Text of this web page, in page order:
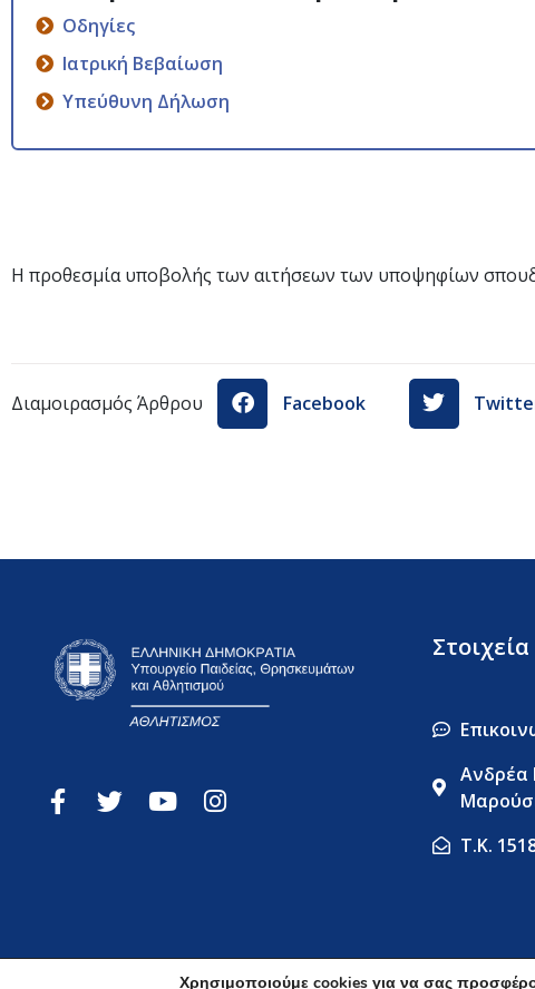
Οδηγίες
Ιατρική Βεβαίωση
Υπεύθυνη Δήλωση
Η προθεσμία υποβολής των αιτήσεων των υποψηφίων
Διαμοιρασμός Άρθρου Facebook
Ανδρέα
Τ.Κ.
Χρησιμοποιούμε cookies για να σας